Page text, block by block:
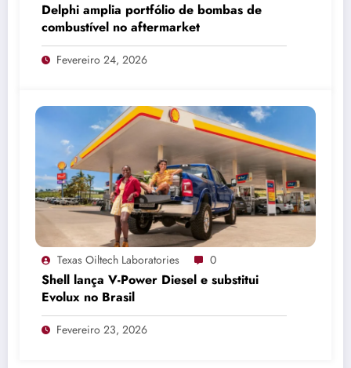
Delphi amplia portfólio de bombas de
combustível no aftermarket
Fevereiro 24, 2026
Texas Oiltech Laboratories 0
Shell lança V-Power Diesel e substitui
Evolux no Brasil
Fevereiro 23, 2026